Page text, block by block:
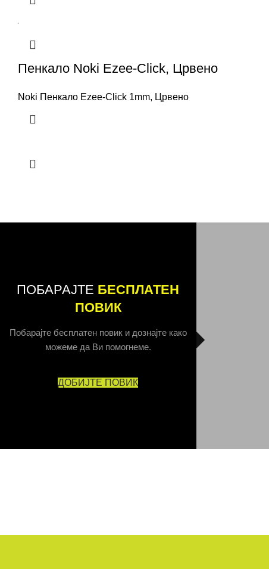
Пенкало Noki Ezee-Click, Црвено
Noki Пенкало Ezee-Click 1mm, Црвено
ПОБАРАЈТЕ БЕСПЛАТЕН
ПОВИК
Побарајте бесплатен повик и дознајте како
можеме да Ви помогнеме.
ДОБИЈТЕ ПОВИК